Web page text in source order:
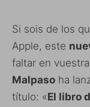
Si sois de los
Apple, este
faltar en
Malpaso ha
título: «El libro